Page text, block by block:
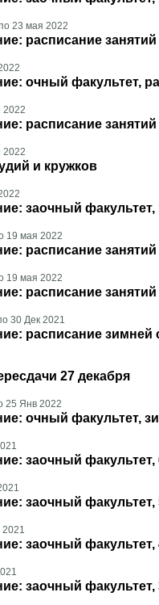
23 мая 2022
расписание
очный факультет,
2022
расписание
2022
и кружков
заочный факультет,
19 мая 2022
расписание
19 мая 2022
расписание
30 Дек 2021
расписание зимней
27 декабря
25 Янв 2022
очный факультет,
заочный факультет,
заочный факультет,
заочный факультет,
заочный факультет,